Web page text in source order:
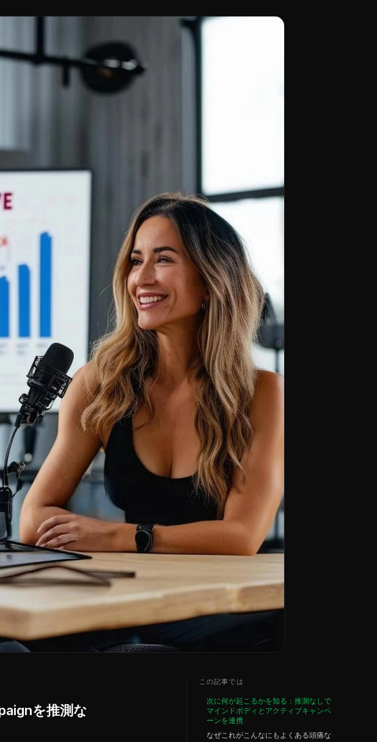
を推測な
この記事では
次に何が起こるかを知る：推測なしで
マインドボディとアクティブキャンペ
ーンを連携
なぜこれがこんなにもよくある頭痛な